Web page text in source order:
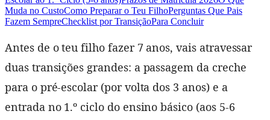
Muda no CustoComo Preparar o Teu FilhoPerguntas Que Pais
Fazem SempreChecklist por TransiçãoPara Concluir
Antes de o teu filho fazer 7 anos, vais atravessar
duas transições grandes: a passagem da creche
para o pré-escolar (por volta dos 3 anos) e a
entrada no 1.º ciclo do ensino básico (aos 5-6